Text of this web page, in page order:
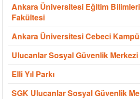
Ankara Üniversitesi Eğitim Bilimleri
Fakültesi
Ankara Üniversitesi Cebeci
Ulucanlar Sosyal Güvenlik Merkezi
Elli Yıl Parkı
SGK Ulucanlar Sosyal Güvenlik